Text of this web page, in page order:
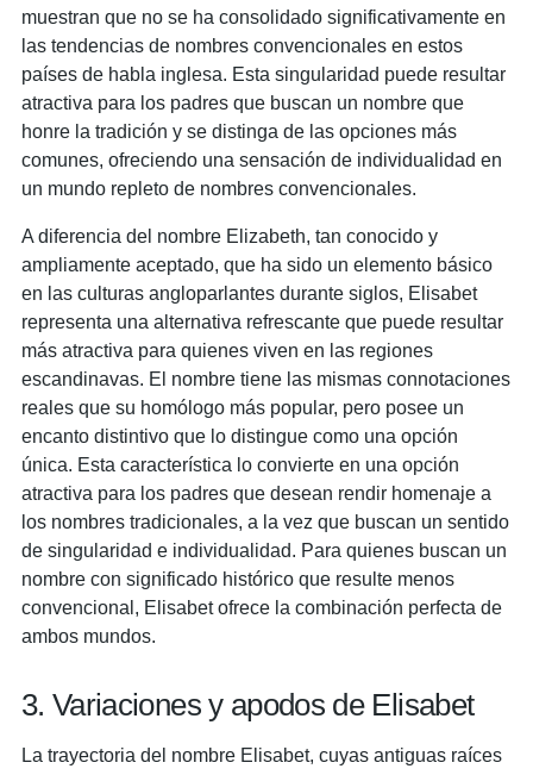
muestran que no se ha consolidado significativamente en
las tendencias de nombres convencionales en estos
países de habla inglesa. Esta singularidad puede resultar
atractiva para los padres que buscan un nombre que
honre la tradición y se distinga de las opciones más
comunes, ofreciendo una sensación de individualidad en
un mundo repleto de nombres convencionales.
A diferencia del nombre Elizabeth, tan conocido y
ampliamente aceptado, que ha sido un elemento básico
en las culturas angloparlantes durante siglos, Elisabet
representa una alternativa refrescante que puede resultar
más atractiva para quienes viven en las regiones
escandinavas. El nombre tiene las mismas connotaciones
reales que su homólogo más popular, pero posee un
encanto distintivo que lo distingue como una opción
única. Esta característica lo convierte en una opción
atractiva para los padres que desean rendir homenaje a
los nombres tradicionales, a la vez que buscan un sentido
de singularidad e individualidad. Para quienes buscan un
nombre con significado histórico que resulte menos
convencional, Elisabet ofrece la combinación perfecta de
ambos mundos.
3. Variaciones y apodos de Elisabet
La trayectoria del nombre Elisabet, cuyas antiguas raíces